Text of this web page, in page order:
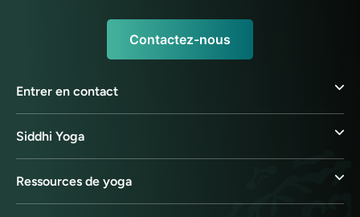
Contactez-nous
Entrer en contact
Siddhi Yoga
Ressources de yoga